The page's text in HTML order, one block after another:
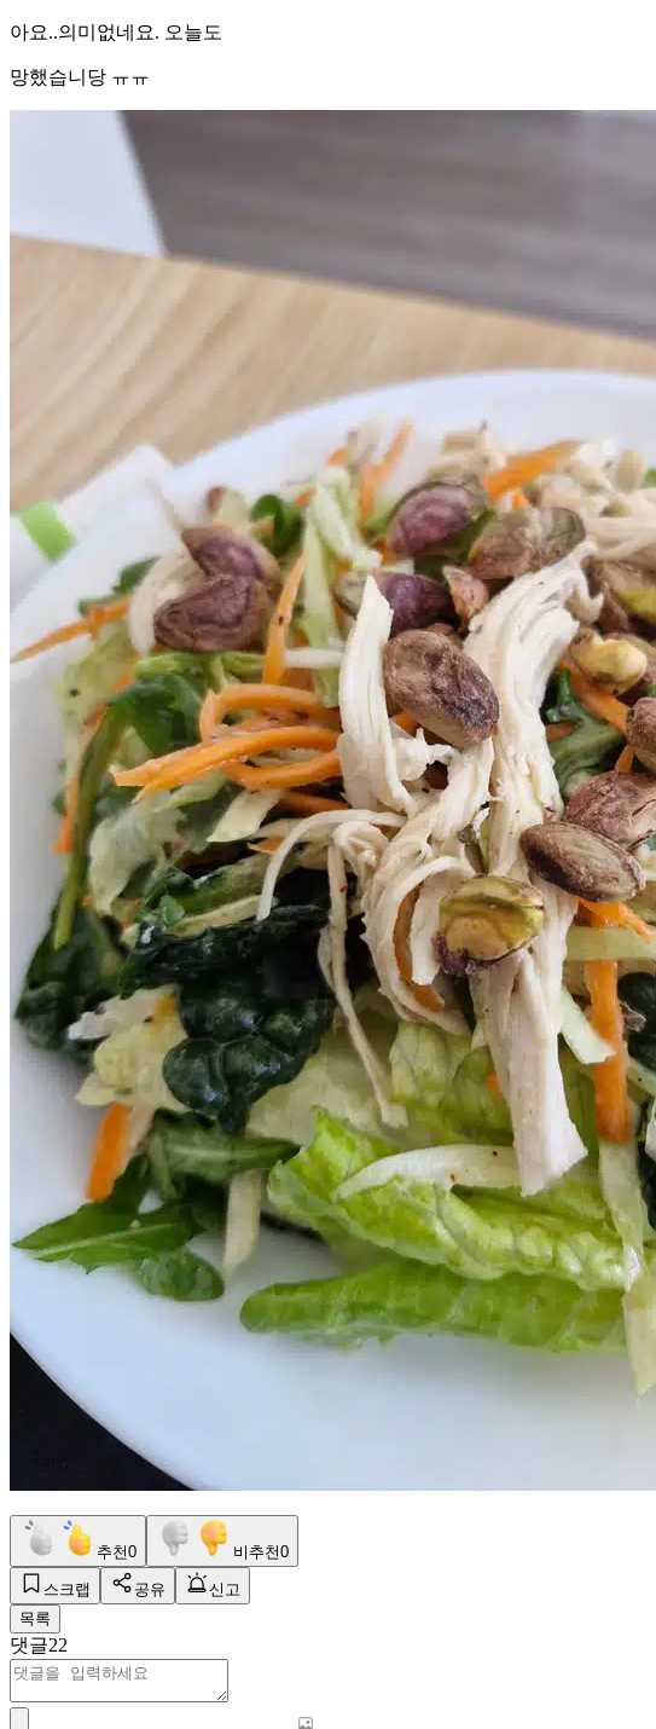
아요..의미없네요. 오늘도
망했습니당 ㅠㅠ
추천0 비추천0
스크랩 공유
신고
목록
댓글22